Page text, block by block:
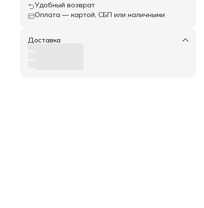
Удобный возврат
Оплата — картой, СБП или наличными
Доставка